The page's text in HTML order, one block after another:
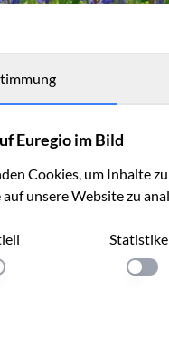
Euregio im Bild
Cookies, um Inhalte
unsere Website zu
anwenden